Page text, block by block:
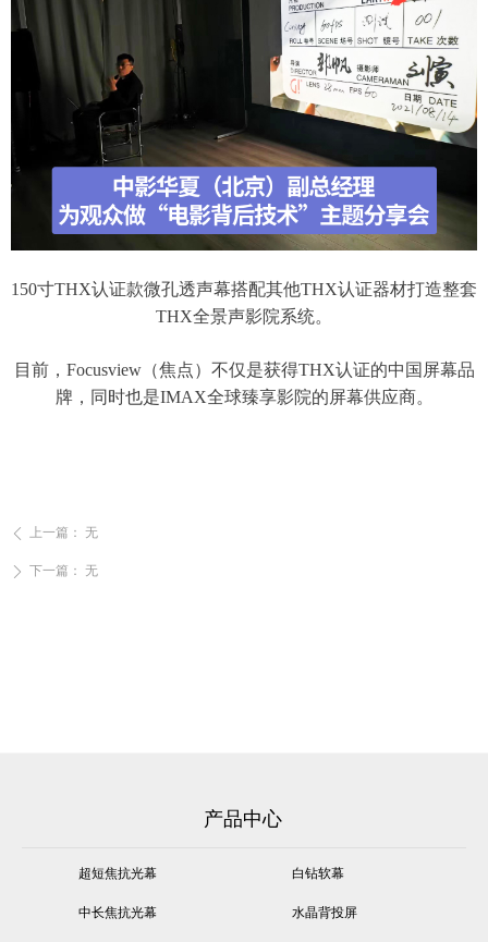
ꄴ 上一篇： 无
150寸THX认证款微孔透声幕搭配其他THX认证器材打造整套
THX全景声影院系统。
目前，Focusview（焦点）不仅是获得THX认证的中国屏幕品
牌，同时也是IMAX全球臻享影院的屏幕供应商。
ꄲ 下一篇： 无
超短焦抗光幕
中长焦抗光幕
产品中心
白钻软幕
水晶背投屏